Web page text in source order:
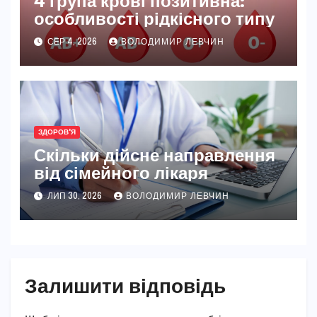
особливості рідкісного типу
СЕР 4, 2026 ВОЛОДИМИР ЛЕВЧИН
ЗДОРОВ'Я
Скільки дійсне направлення
від сімейного лікаря
ЛИП 30, 2026 ВОЛОДИМИР ЛЕВЧИН
Залишити відповідь